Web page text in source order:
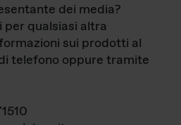
dei media?
qualsiasi altra
sui prodotti al
telefono oppure tramite